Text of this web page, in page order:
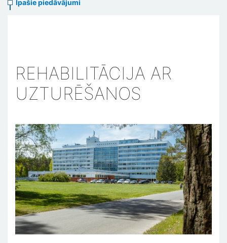
Īpašie piedāvājumi
REHABILITĀCIJA AR
UZTURĒŠANOS